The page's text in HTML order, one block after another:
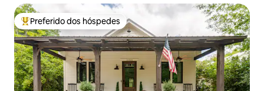
Entre os melhores preferidos dos hóspedes
Preferido dos hóspedes